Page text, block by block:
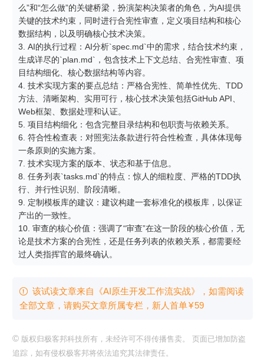
么”和“怎么做”的关键桥梁，扮演架构决策者的角色，为AI提供
关键的技术约束，同时进行合宪性审查，定义项目结构和核心
数据结构，以及明确核心技术决策。
3. AI的执行过程：AI分析`spec.md`中的需求，结合技术约束，
生成详尽的`plan.md`，包含技术上下文总结、合宪性审查、项
目结构细化、核心数据结构等内容。
4. 技术实现方案的要点总结：严格合宪性、简单性优先、TDD
方法、清晰架构、实用可行，核心技术决策包括GitHub API、
Web框架、数据处理和认证。
5. 项目结构细化：包含完整目录结构和包职责与依赖关系。
6. 符合性检查表：对照宪法条款进行符合性检查，具体体现每
一条原则的实施方案。
7. 技术实现方案的版本、状态和基于信息。
8. 任务列表`tasks.md`的特点：惊人的细粒度、严格的TDD执
行、并行性识别、阶段清晰。
9. 定制模板库的建议：建议构建一套标准化的模板库，以保证
产出的一致性。
10. 审查的核心价值：强调了“审查”在这一阶段的核心价值，无
论是技术方案的合宪性，还是任务列表的依赖关系，都需要经
过人类指挥官的最终确认。
 该试读文章来自《AI原生开发工作流实战》，如需阅读
全部文章，请购买文章所属专栏 ，新⼈⾸单¥59
© 版权归极客邦科技所有，未经许可不得传播售卖。 页面已增加防盗
追踪，如有侵权极客邦将依法追究其法律责任。